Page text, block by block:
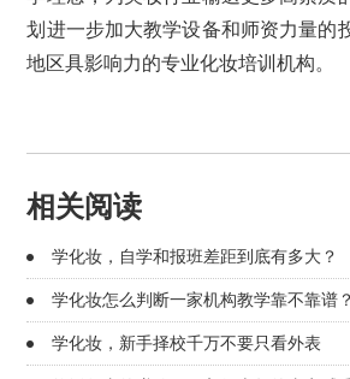
划进一步加大教学设备和师资力量的
地区具影响力的专业化妆培训机构。
相关阅读
学化妆，自学和报班差距到底有多大？
学化妆怎么判断一家机构教学靠不靠谱？
学化妆，新手择校千万不要只看外表